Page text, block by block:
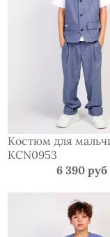
Костюм для
KCN0953
6 390 руб